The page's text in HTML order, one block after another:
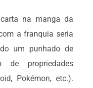
na manga da
a franquia seria
um punhado de
de propriedades
Pokémon, etc.).